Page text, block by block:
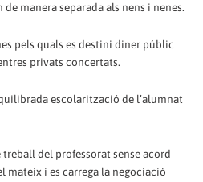
manera separada als nens i nenes.
pels quals es destini diner públic
privats concertats.
escolarització de l’alumnat
del professorat sense acord
mateix i es carrega la negociació